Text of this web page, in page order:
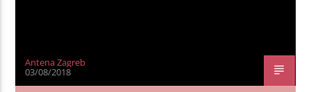
Antena Zagreb
03/08/2018